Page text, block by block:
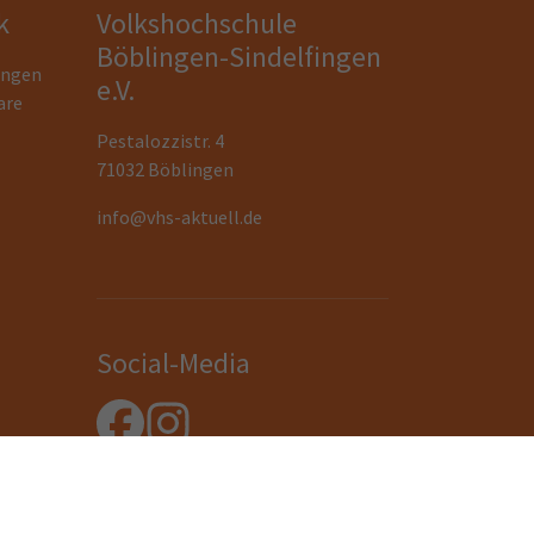
Volkshochschule
Böblingen-Sindelfingen
e.V.
Pestalozzistr. 4
71032 Böblingen
info@vhs-aktuell.de
Social-Media